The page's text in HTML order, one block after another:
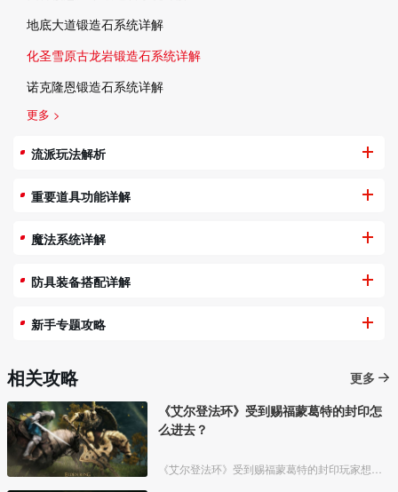
地底大道锻造石系统详解
化圣雪原古龙岩锻造石系统详解
诺克隆恩锻造石系统详解
更多 >
流派玩法解析
重要道具功能详解
魔法系统详解
防具装备搭配详解
新手专题攻略
相关攻略
更多
《艾尔登法环》受到赐福蒙葛特的封印怎
么进去？